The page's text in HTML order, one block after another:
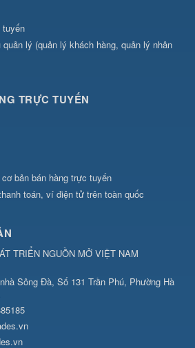
tuyến
lý (quản lý khách hàng, quản lý nhân
TRỰC TUYẾN
bản bán hàng trực tuyến
toán, ví điện tử trên toàn quốc
TRIỂN NGUỒN MỞ VIỆT NAM
Sông Đà, Số 131 Trần Phú, Phường Hà